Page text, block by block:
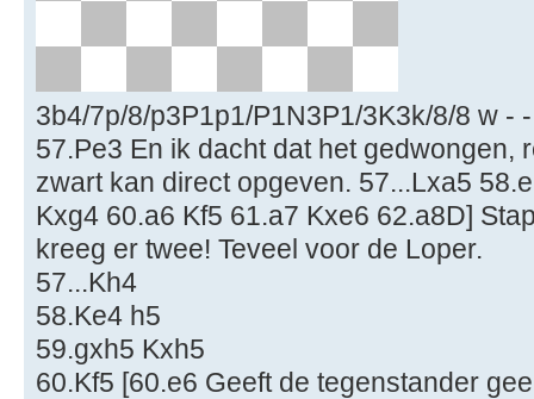
3b4/7p/8/p3P1p1/P1N3P1/3K3k/8/8 w -
57.Pe3 En ik dacht dat het gedwongen,
zwart kan direct opgeven. 57...Lxa5
Kxg4 60.a6 Kf5 61.a7 Kxe6 62.a8D]
kreeg er twee! Teveel voor de Loper.
57...Kh4
58.Ke4 h5
59.gxh5 Kxh5
60.Kf5 [60.e6 Geeft de tegenstander